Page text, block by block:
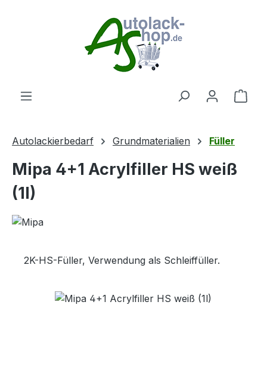
Autolackierbedarf Grundmaterialien Füller
Mipa 4+1 Acrylfiller HS weiß
(1l)
2K-HS-Füller, Verwendung als Schleiffüller.
Bildergalerie überspringen